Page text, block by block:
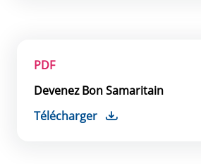
PDF
Devenez Bon Samaritain
Télécharger